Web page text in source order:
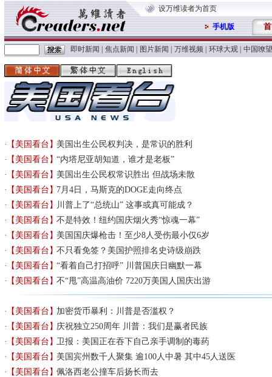
设万维读者为首页
手机版 首
即时新闻 焦点新闻 图片新闻 万维视频 环球大观 中国嘹望
【美国看台】美国出生公民权判决，是常识的胜利
【美国看台】“内塔尼亚胡知道，谁才是老板”
【美国看台】美国出生公民权常识胜出 但战场未散
【美国看台】7月4日，马斯克的DOGE走向终点
【美国看台】 川普上了“总统山” 这事或真可能成？
【美国看台】不是特效！纽约国庆烟火秀“惊魂一幕”
【美国看台】美国国庆爆枪击！至少8人受伤最小仅6岁
【美国看台】不只看免签？美国护照排名史诗级崩跌
【美国看台】“看着自己打招呼” 川普国庆日幽默一幕
【美国看台】不“甩”高温高油价 7220万美国人国庆出游
【美国看台】加密货币暴利：川普是否滥权？
【美国看台】庆祝独立250周年 川普：我们是赢者民族
【美国看台】卫报：美国正在吞下自己亲手调制的毒药
【美国看台】美国宾州数千人聚集 逾100人中暑 其中45人送医
【美国看台】佩洛西老公撞车后扬长而去